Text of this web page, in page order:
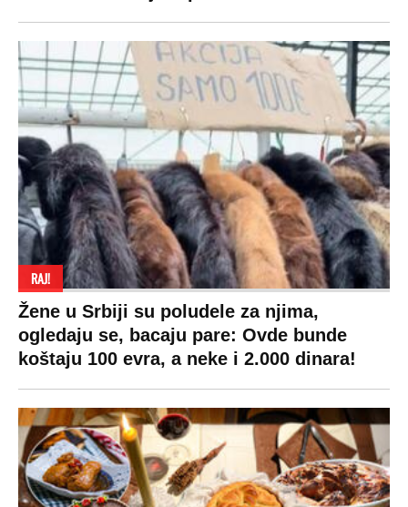
RAJ!
Žene u Srbiji su poludele za njima,
ogledaju se, bacaju pare: Ovde bunde
koštaju 100 evra, a neke i 2.000 dinara!